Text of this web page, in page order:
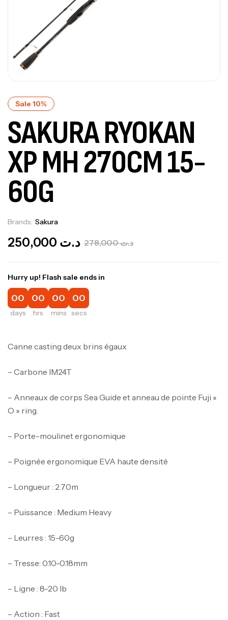
Sale 10%
SAKURA RYOKAN
XP MH 270CM 15-
60G
Brands: Sakura
د.ت278,000 د.ت
Hurry up! Flash sale ends in
00
days
00
hrs
00
mins
00
secs
Canne casting deux brins égaux
– Carbone IM24T
– Anneaux de corps Sea Guide et anneau de pointe Fuji «
O » ring.
– Porte-moulinet ergonomique
– Poignée ergonomique EVA haute densité
– Longueur : 2.70m
– Puissance : Medium Heavy
– Leurres : 15-60g
– Tresse: 0.10-0.18mm
– Ligne : 8-20 lb
– Action : Fast